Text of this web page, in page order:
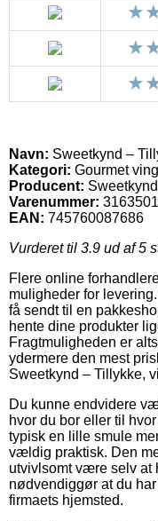
Navn: Sweetkynd –
Kategori: Gourmet
Producent: Sweetkynd
Varenummer:
EAN: 745760087686
Vurderet til 3.9 ud af 5
Flere online
muligheder for
få sendt til en
hente dine produkter
Fragtmuligheden er
ydermere den mest
Sweetkynd – Tillykke,
Du kunne endvidere
hvor du bor eller til
typisk en lille smule
vældig praktisk. Den
utvivlsomt være selv at
nødvendiggør at du
firmaets hjemsted.